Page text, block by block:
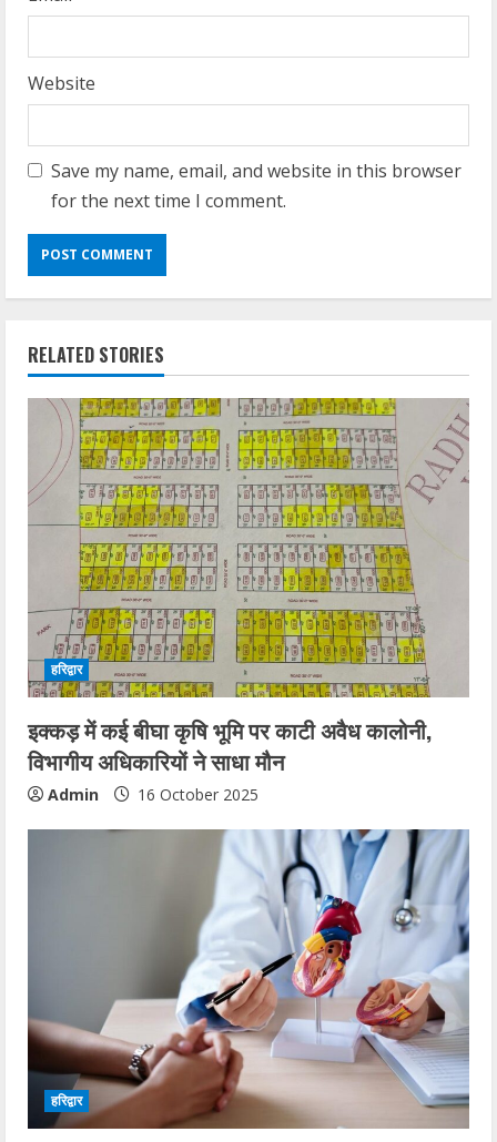
Website
Save my name, email, and website in this browser
for the next time I comment.
RELATED STORIES
हरिद्वार
इक्कड़ में कई बीघा कृषि भूमि पर काटी अवैध कालोनी,
विभागीय अधिकारियों ने साधा मौन
Admin 16 October 2025
हरिद्वार